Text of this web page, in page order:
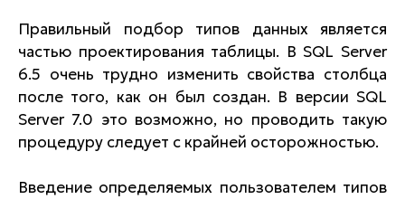
Правильный подбор типов данных является
частью проектирования таблицы. В SQL Server
6.5 очень трудно изменить свойства столбца
после того, как он был создан. В версии SQL
Server 7.0 это возможно, но проводить такую
процедуру следует с крайней осторожностью.
Введение определяемых пользователем типов